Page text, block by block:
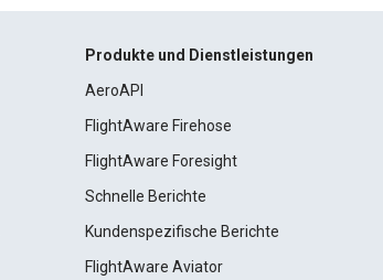
Produkte und Dienstleistungen
AeroAPI
FlightAware Firehose
FlightAware Foresight
Schnelle Berichte
Kundenspezifische Berichte
FlightAware Aviator